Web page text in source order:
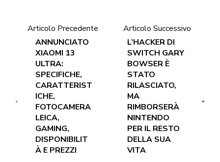
Articolo Precedente
ANNUNCIATO
XIAOMI 13
ULTRA:
SPECIFICHE,
CARATTERIST
ICHE,
FOTOCAMERA
LEICA,
GAMING,
DISPONIBILIT
À E PREZZI
Articolo Successivo
L’HACKER DI
SWITCH GARY
BOWSER È
STATO
RILASCIATO,
MA
RIMBORSERÀ
NINTENDO
PER IL RESTO
DELLA SUA
VITA